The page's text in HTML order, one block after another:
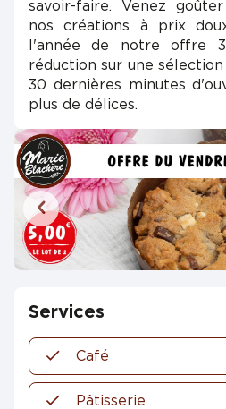
savoir-faire. Venez
nos créations à prix
l'année de notre offre
réduction sur une
30 dernières minutes
plus de délices.
Services
Café
Pâtisserie